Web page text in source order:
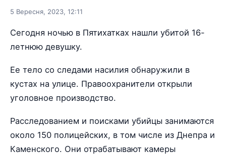
5 Вересня, 2023, 12:11
Сегодня ночью в Пятихатках нашли убитой 16-
летнюю девушку.
Ее тело со следами насилия обнаружили в
кустах на улице. Правоохранители открыли
уголовное производство.
Расследованием и поисками убийцы занимаются
около 150 полицейских, в том числе из Днепра и
Каменского. Они отрабатывают камеры